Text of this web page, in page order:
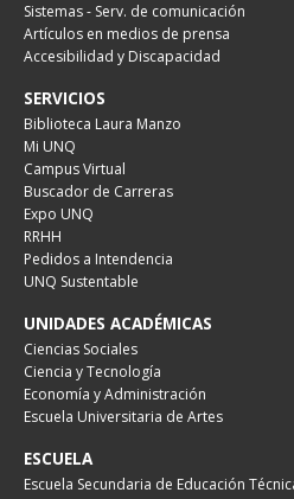
Sistemas - Serv. de comunicación
Artículos en medios de prensa
Accesibilidad y Discapacidad
SERVICIOS
Biblioteca Laura Manzo
Mi UNQ
Campus Virtual
Buscador de Carreras
Expo UNQ
RRHH
Pedidos a Intendencia
UNQ Sustentable
UNIDADES ACADÉMICAS
Ciencias Sociales
Ciencia y Tecnología
Economía y Administración
Escuela Universitaria de Artes
ESCUELA
Escuela Secundaria de Educación